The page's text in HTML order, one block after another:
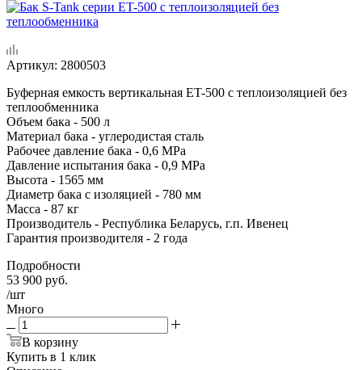
Артикул: 2800503
Буферная емкость вертикальная ET-500 с теплоизоляцией без
теплообменника
Объем бака - 500 л
Материал бака - углеродистая сталь
Рабочее давление бака - 0,6 MPa
Давление испытания бака - 0,9 MPa
Высота - 1565 мм
Диаметр бака с изоляцией - 780 мм
Масса - 87 кг
Производитель - Республика Беларусь, г.п. Ивенец
Гарантия производителя - 2 года
Подробности
53 900 руб.
/шт
Много
В корзину
Купить в 1 клик